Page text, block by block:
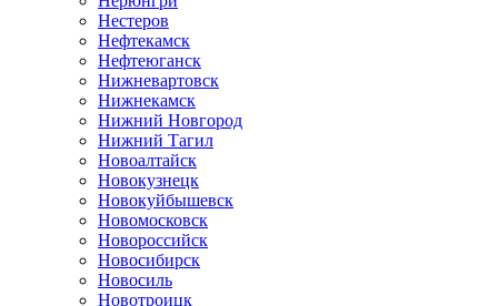
Нестеров
Нефтекамск
Нефтеюганск
Нижневартовск
Нижнекамск
Нижний Новгород
Нижний Тагил
Новоалтайск
Новокузнецк
Новокуйбышевск
Новомосковск
Новороссийск
Новосибирск
Новосиль
Новотроицк